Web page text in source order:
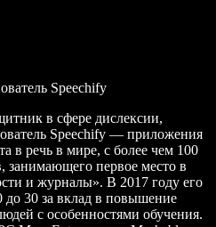
Speechify
в сфере дислексии,
Speechify — приложения
в речь в мире, с более чем 100
занимающего первое место в
и журналы». В 2017 году его
до 30 за вклад в повышение
с особенностями обучения.